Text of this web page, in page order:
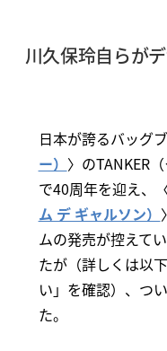
川久保玲自らが
日本が誇るバッグ
ー） 〉のTANKER
で40周年を迎え、
ム デ ギャルソン）
ムの発売が控えて
たが（詳しくは以
い」を確認）、つ
た。